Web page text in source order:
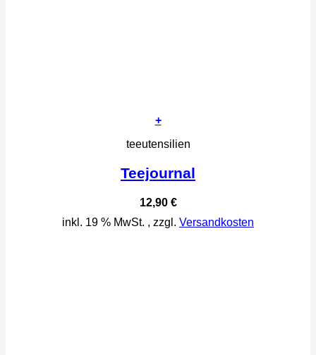
+
teeutensilien
Teejournal
12,90 €
inkl. 19 % MwSt. , zzgl. Versandkosten